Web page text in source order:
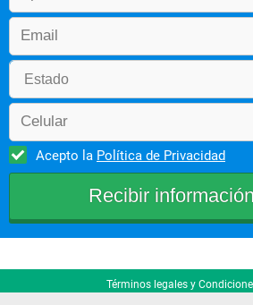
Acepto la Política de Privacidad
Términos legales y